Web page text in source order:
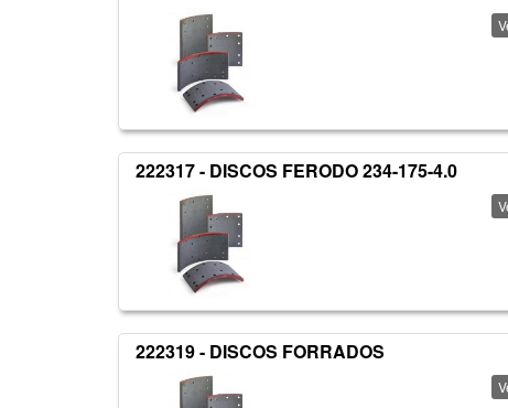
222317 - DISCOS FERODO 234-175-4.0
222319 - DISCOS FORRADOS